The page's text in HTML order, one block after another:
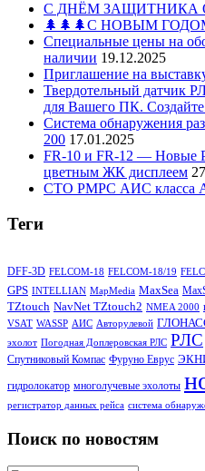
С ДНЁМ ЗАЩИТНИКА
🌲🌲🌲С НОВЫМ
Специальные цены на
наличии 19.12.2025
Приглашение на
Твердотельный датчик
для Вашего ПК. Создайте
Система обнаружения
200 17.01.2025
FR-10 и FR-12 — Новые
цветным ЖК дисплеем
СТО РМРС АИС класса
Теги
DFF-3D FELCOM-18 FELCOM-18/19
GPS INTELLIAN MapMedia MaxSea
TZtouch NavNet TZtouch2 NMEA 2000
VSAT WASSP АИС Авторулевой
эхолот Погодная Доплеровская РЛС РЛС
Спутниковый Компас Фуруно Еврус
гидролокатор многолучевые эхолоты
регистратор данных рейса система
Поиск по новостям